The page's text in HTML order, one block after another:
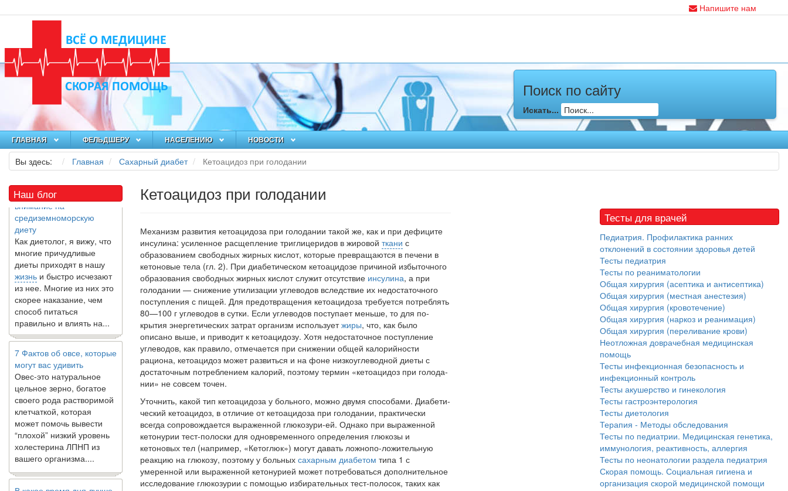
Напишите нам
Поиск по сайту
Искать...
ГЛАВНАЯ ФЕЛЬДШЕРУ НАСЕЛЕНИЮ НОВОСТИ
Вы здесь: Главная Сахарный диабет Кетоацидоз при голодании
Наш блог
Как я заболел во время
локдауна?
Это странная ситуация:
вы соблюдали все меры
предосторожности
COVID-19 (вы почти все
время дома), но, тем не
менее, вы каким-то
образом простудились.
Вы можете задаться...
5 причин обратить
внимание на
средиземноморскую
диету
Как диетолог, я вижу, что
многие причудливые
диеты приходят в нашу
жизньи быстро исчезают
из нее. Многие из них это
скорее наказание, чем
способ питаться
правильно и влиять на...
7 Фактов об овсе, которые
могут вас удивить
Овес-это натуральное
цельное зерно, богатое
своего рода растворимой
клетчаткой, которая
может помочь вывести
“плохой” низкий уровень
холестерина ЛПНП из
вашего организма....
В какое время дня лучше
Кетоацидоз при голодании
Механизм развития кетоацидоза при го­лодании такой же, как и при дефиците
ин­сулина: усиленное расщепление тригли­церидов в жировой ткани с
образованием свободных жирных кислот, которые пре­вращаются в печени в
кетоновые тела (гл. 2). При диабетическом кетоацидозе причиной избыточного
образования сво­бодных жирных кислот служит отсутствие инсулина, а при
голодании — снижение утилизации углеводов вследствие их не­достаточного
поступления с пищей. Для предотвращения кетоацидоза требуется по­треблять
80—100 г углеводов в сутки. Если углеводов поступает меньше, то для по­
крытия энергетических затрат организм используетжиры, что, как было
описано выше, и приводит к кетоацидозу. Хотя недостаточное поступление
углеводов, как правило, отмечается при снижении общей калорийности
рациона, кетоацидоз может развиться и на фоне низкоуглеводной дие­ты с
достаточным потреблением калорий, поэтому термин «кетоацидоз при голода­
нии» не совсем точен.
Уточнить, какой тип кетоацидоза у боль­ного, можно двумя способами. Диабети­
ческий кетоацидоз, в отличие от кетоаци­доза при голодании, практически
всегда сопровождается выраженной глюкозури-ей. Однако при выраженной
кетонурии тест-полоски для одновременного опре­деления глюкозы и
кетоновых тел (напри­мер, «Кетоглюк») могут давать ложнопо-ложительную
реакцию на глюкозу, поэто­му у больных сахарным диабетом типа 1 с
умеренной или выраженной кетонурией может потребоваться дополнительное
ис­следование глюкозурии с помощью изби­рательных тест-полосок, таких как
Тесты для врачей
Педиатрия. Профилактика ранних
отклонений в состоянии здоровья детей
Тесты педиатрия
Тесты по реаниматологии
Общая хирургия (асептика и антисептика)
Общая хирургия (местная анестезия)
Общая хирургия (кровотечение)
Общая хирургия (наркоз и реанимация)
Общая хирургия (переливание крови)
Неотложная доврачебная медицинская
помощь
Тесты инфекционная безопасность и
инфекционный контроль
Тесты акушерство и гинекология
Тесты гастроэнтерология
Тесты диетология
Терапия - Методы обследования
Тесты по педиатрии. Медицинская генетика,
иммунология, реактивность, аллергия
Тесты по неонатологии раздела педиатрия
Скорая помощь. Социальная гигиена и
организация скорой медицинской помощи